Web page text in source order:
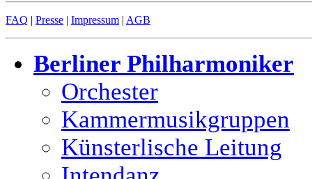
FAQ | Presse | Impressum | AGB
Berliner Philharmoniker
Orchester
Kammermusikgruppen
Künsterlische Leitung